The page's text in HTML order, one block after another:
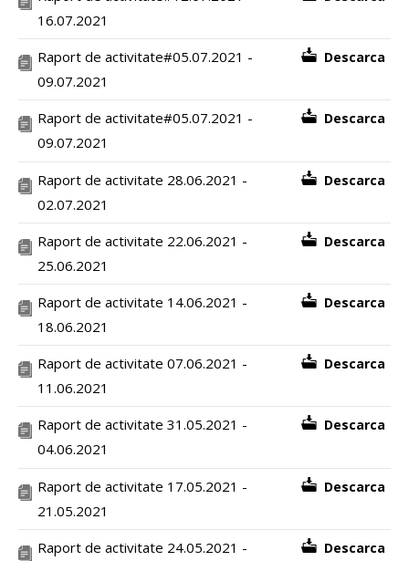
16.07.2021
Raport de activitate#05.07.2021 -
09.07.2021
Descarca
Raport de activitate#05.07.2021 -
09.07.2021
Descarca
Raport de activitate 28.06.2021 -
02.07.2021
Descarca
Raport de activitate 22.06.2021 -
25.06.2021
Descarca
Raport de activitate 14.06.2021 -
18.06.2021
Descarca
Raport de activitate 07.06.2021 -
11.06.2021
Descarca
Raport de activitate 31.05.2021 -
04.06.2021
Descarca
Raport de activitate 17.05.2021 -
21.05.2021
Descarca
Raport de activitate 24.05.2021 -
Descarca